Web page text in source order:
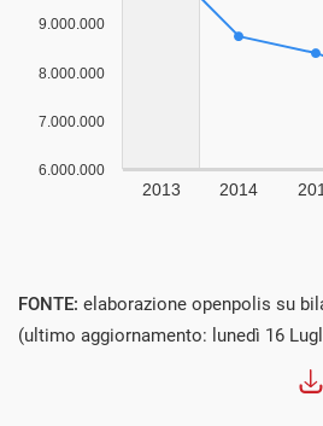
FONTE: elaborazione openpolis su
(ultimo aggiornamento: lunedì 16